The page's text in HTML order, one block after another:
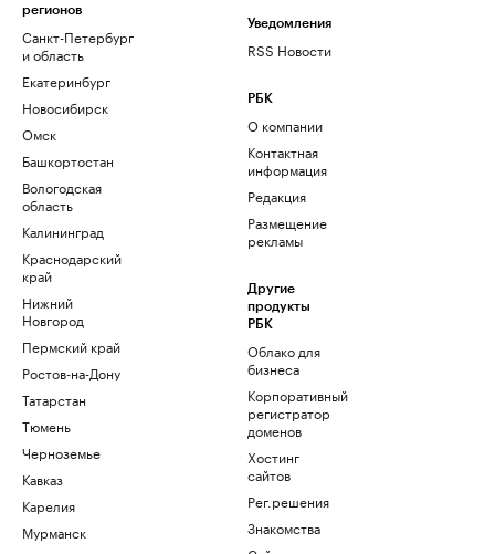
регионов
Санкт-Петербург
и область
Екатеринбург
Новосибирск
Омск
Башкортостан
Вологодская
область
Калининград
Краснодарский
край
Нижний
Новгород
Пермский край
Ростов-на-Дону
Татарстан
Тюмень
Черноземье
Кавказ
Карелия
Мурманск
Уведомления
RSS Новости
РБК
О компании
Контактная
информация
Редакция
Размещение
рекламы
Другие
продукты
РБК
Облако для
бизнеса
Корпоративный
регистратор
доменов
Хостинг
сайтов
Рег.решения
Знакомства